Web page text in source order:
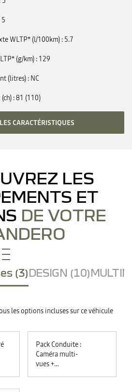
5
WLTP* (l/100km) 5.7
(g/km) 129
(litres) NC
81 (110)
CARACTÉRISTIQUES
LES
ET
DE VOTRE
(3)DESIGN (10)
les options incluses sur ce véhicule
Pack Conduite :
Caméra multi-
vues +